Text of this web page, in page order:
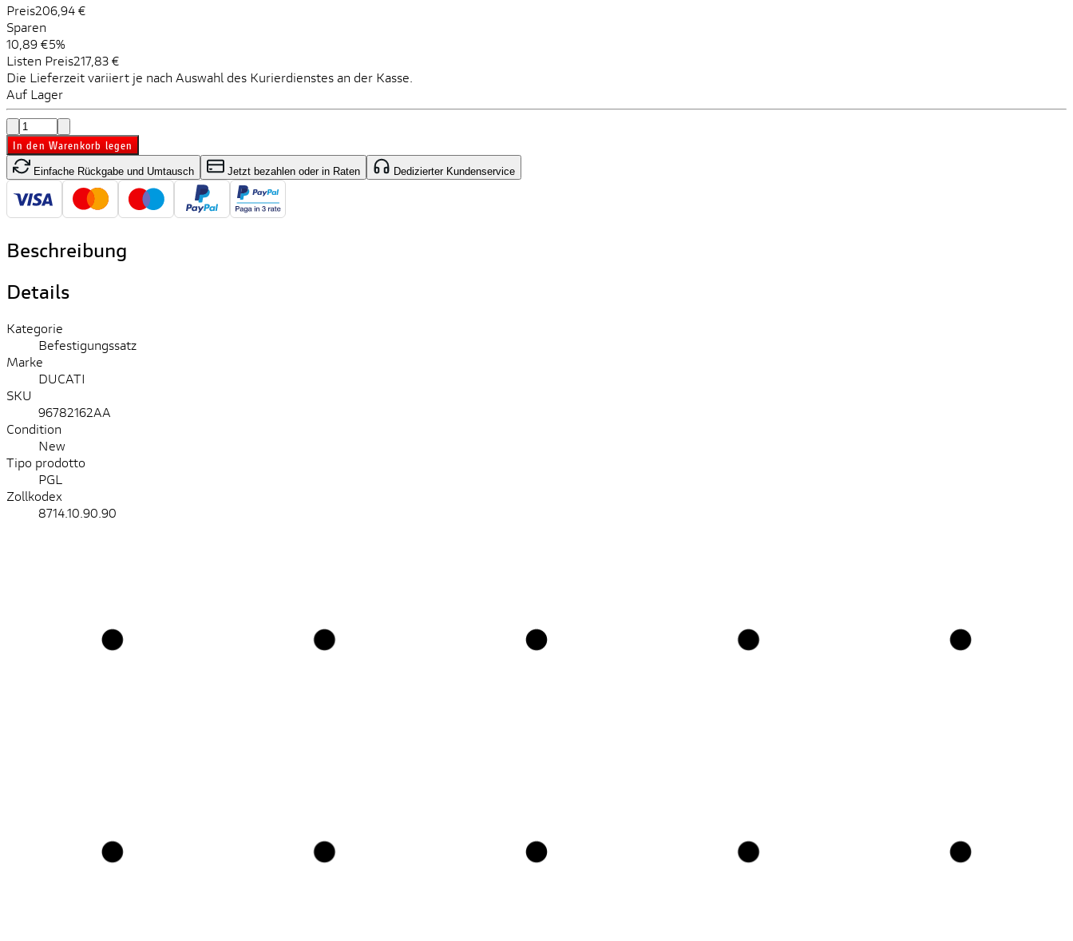
Preis206,94 €
Sparen
10,89 €5%
Listen Preis217,83 €
Die Lieferzeit variiert je nach Auswahl des Kurierdienstes an der Kasse.
Auf Lager
In den Warenkorb legen
Einfache Rückgabe und Umtausch Jetzt bezahlen oder in Raten Dedizierter Kundenservice
Beschreibung
Details
Kategorie
Befestigungssatz
Marke
DUCATI
SKU
96782162AA
Condition
New
Tipo prodotto
PGL
Zollkodex
8714.10.90.90